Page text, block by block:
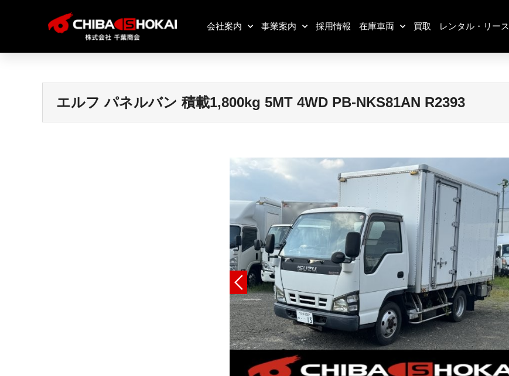
会社案内 事業案内 採用情報 在庫車両 買取 レンタル・リース
エルフ パネルバン 積載1,800kg 5MT 4WD PB-NKS81AN R2393